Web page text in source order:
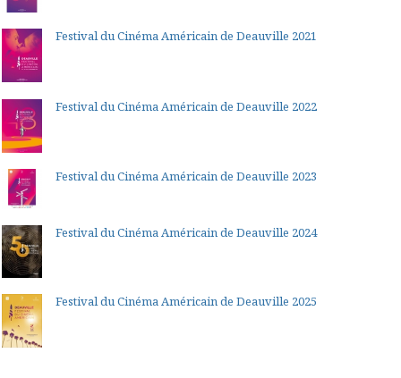
Festival du Cinéma Américain de Deauville 2021
Festival du Cinéma Américain de Deauville 2022
Festival du Cinéma Américain de Deauville 2023
Festival du Cinéma Américain de Deauville 2024
Festival du Cinéma Américain de Deauville 2025